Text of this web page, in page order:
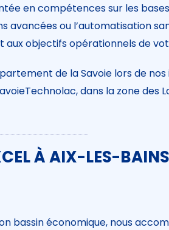
en compétences sur les
avancées ou l’automatisation
aux objectifs opérationnels de
de la Savoie lors de
dans la zone des
À AIX-LES-
bassin économique, nous